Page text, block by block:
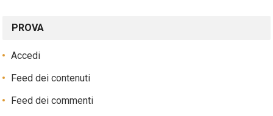
PROVA
Accedi
Feed dei contenuti
Feed dei commenti